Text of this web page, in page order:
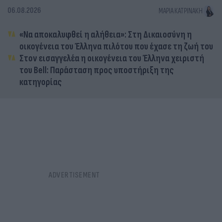
06.08.2026 ΜΑΡΊΑ ΚΑΤΡΙΝΆΚΗ
«Να αποκαλυφθεί η αλήθεια»: Στη Δικαιοσύνη η
οικογένεια του Έλληνα πιλότου που έχασε τη ζωή του
Στον εισαγγελέα η οικογένεια του Έλληνα χειριστή
του Bell: Παράσταση προς υποστήριξη της
κατηγορίας